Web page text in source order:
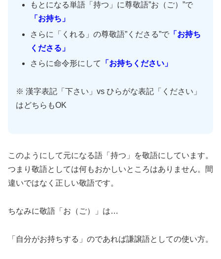
もとになる単語「持つ」に尊敬語”お（ご）”で
「お持ち」
さらに「くれる」の尊敬語”くださる”で 「お持ち
くださる」
さらに命令形にして
「お持ちください」
※ 漢字表記「下さい」vs ひらがな表記「ください」
はどちらもOK
このようにして元になる語「持つ」を敬語にしています。
つまり敬語としては何もおかしいところはありません。間
違いではなく正しい敬語です。
ちなみに敬語「お（ご）」は…
「自分がお持ちする」のであれば謙譲語としての使い方。